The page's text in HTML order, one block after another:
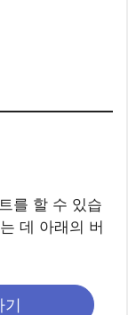
를 할 수 있습
데 아래의 버